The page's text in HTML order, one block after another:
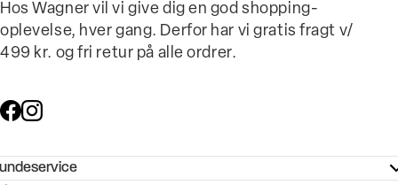
Hos Wagner vil vi give dig en god shopping-
oplevelse, hver gang. Derfor har vi gratis fragt v/
499 kr. og fri retur på alle ordrer.